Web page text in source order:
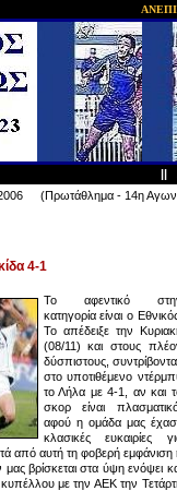
||
6 (Πρωτάθλημα - 14η
4-1
To αφεντικό
κατηγορία είναι ο
Το απέδειξε την
(08/11) και στους
δύσπιστους,
στο υποτιθέμενο
το Λήλα με 4-1, αν και
σκορ είναι
αφού η ομάδα μας
κλασικές ευκαιρίες
από αυτή τη φοβερή εμφάνιση
βρίσκεται στα ύψη ενόψει
με την ΑΕΚ την